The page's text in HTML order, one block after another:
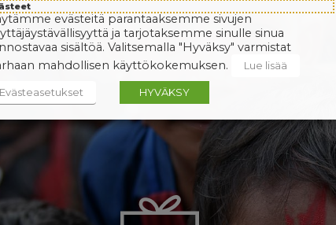
evästeitä parantaaksemme sivujen
ja tarjotaksemme sinulle sinua
sisältöä. Valitsemalla "Hyväksy" varmistat
mahdollisen käyttökokemuksen.
Lue lisää
Evästeasetukset HYVÄKSY